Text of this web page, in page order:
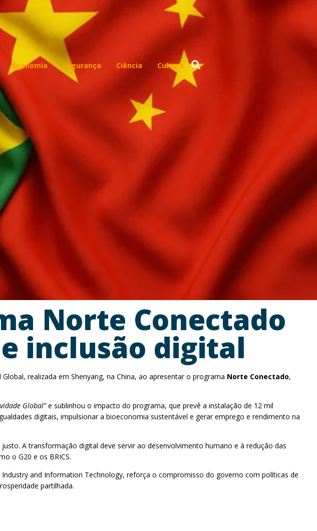
Economia Segurança Ciência Cultura
Norte Conectado
inclusão digital
realizada em Shenyang, na China, ao apresentar o programa Norte Conectado,
Global”e sublinhou o impacto do programa, que prevê a instalação de 12 mil
digitais, impulsionar a bioeconomia sustentável e gerar emprego e rendimento na
A transformação digital deve servir ao desenvolvimento humano e à redução das
o G20 e os BRICS.
and Information Technology, reforça o compromisso do governo com políticas de
partilhada.